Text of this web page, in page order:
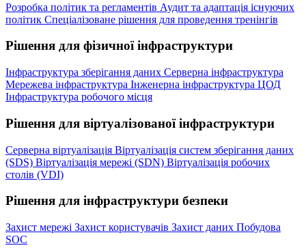
Розробка політик та регламентів Аудит та адаптація існуючих
політик Спеціалізоване рішення для проведення тренінгів
Рішення для фізичної інфраструктури
Інфраструктура зберігання даних Серверна інфраструктура
Мережева інфраструктура Інженерна інфраструктура ЦОД
Інфраструктура робочого місця
Рішення для віртуалізованої інфраструктури
Серверна віртуалізація Віртуалізація систем зберігання даних
(SDS) Віртуалізація мережі (SDN) Віртуалізація робочих
столів (VDI)
Рішення для інфраструктури безпеки
Захист мережі Захист користувачів Захист даних Побудова
SOC